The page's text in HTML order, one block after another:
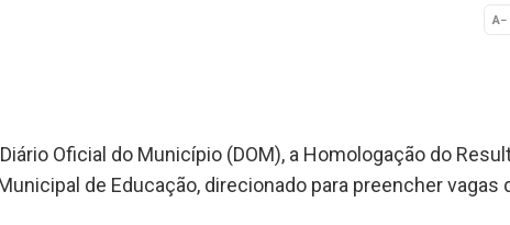
A−
Oficial do Município (DOM), a Homologação do
de Educação, direcionado para preencher vagas